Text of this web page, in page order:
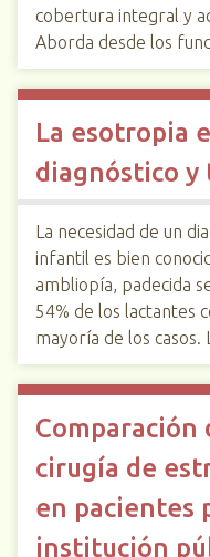
cobertura integral y
Aborda desde los
La esotropia
diagnóstico
La necesidad de un
infantil es bien
ambliopía, padecida
54% de los lactantes
mayoría de los
Comparación
cirugía de
en pacientes
institución